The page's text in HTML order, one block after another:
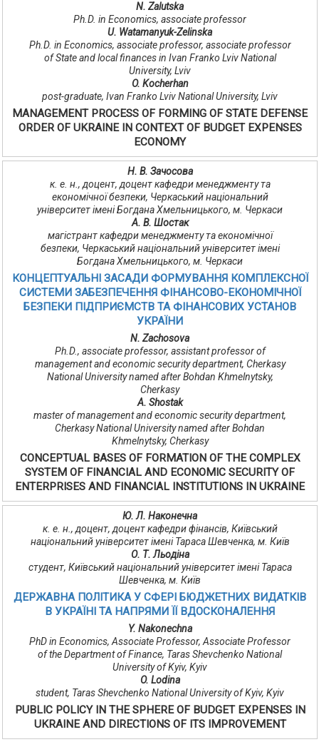
N. Zalutska
Ph.D. in Economics, associate professor
U. Watamanyuk-Zelinska
Ph.D. in Economics, associate professor, associate professor
of State and local finances in Ivan Franko Lviv National
University, Lviv
O. Kocherhan
рost-graduate, Ivan Franko Lviv National University, Lviv
MANAGEMENT PROCESS OF FORMING OF STATE DEFENSE
ORDER OF UKRAINE IN CONTEXT OF BUDGET EXPENSES
ECONOMY
Н. В. Зачосова
к. е. н., доцент, доцент кафедри менеджменту та
економічної безпеки, Черкаський національний
університет імені Богдана Хмельницького, м. Черкаси
А. В. Шостак
магістрант кафедри менеджменту та економічної
безпеки, Черкаський національний університет імені
Богдана Хмельницького, м. Черкаси
КОНЦЕПТУАЛЬНІ ЗАСАДИ ФОРМУВАННЯ КОМПЛЕКСНОЇ
СИСТЕМИ ЗАБЕЗПЕЧЕННЯ ФІНАНСОВО-ЕКОНОМІЧНОЇ
БЕЗПЕКИ ПІДПРИЄМСТВ ТА ФІНАНСОВИХ УСТАНОВ
УКРАЇНИ
N. Zachosova
Ph.D., associate professor, assistant professor of
management and economic security department, Cherkasy
National University named after Bohdan Khmelnytsky,
Cherkasy
A. Shostak
master of management and economic security department,
Cherkasy National University named after Bohdan
Khmelnytsky, Cherkasy
CONCEPTUAL BASES OF FORMATION OF THE COMPLEX
SYSTEM OF FINANCIAL AND ECONOMIC SECURITY OF
ENTERPRISES AND FINANCIAL INSTITUTIONS IN UKRAINE
Ю. Л. Наконечна
к. е. н., доцент, доцент кафедри фінансів, Київський
національний університет імені Тараса Шевченка, м. Київ
О. Т. Льодіна
студент, Київський національний університет імені Тараса
Шевченка, м. Київ
ДЕРЖАВНА ПОЛІТИКА У СФЕРІ БЮДЖЕТНИХ ВИДАТКІВ
В УКРАЇНІ ТА НАПРЯМИ ЇЇ ВДОСКОНАЛЕННЯ
Y. Nakonechna
PhD in Economics, Associate Professor, Associate Professor
of the Department of Finance, Taras Shevchenko National
University of Kyiv, Kyiv
O. Lodina
student, Taras Shevchenko National University of Kyiv, Kyiv
PUBLIC POLICY IN THE SPHERE OF BUDGET EXPENSES IN
UKRAINE AND DIRECTIONS OF ITS IMPROVEMENT